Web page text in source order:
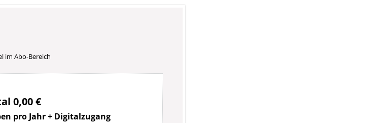
im Abo-Bereich
0,00 €
pro Jahr + Digitalzugang